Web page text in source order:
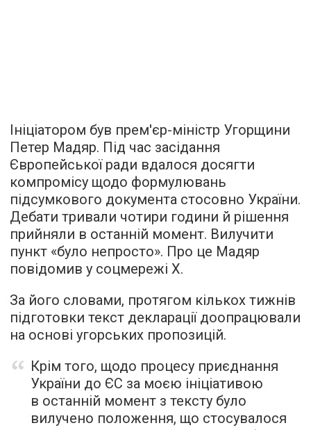
Ініціатором був прем'єр-міністр Угорщини
Петер Мадяр. Під час засідання
Європейської ради вдалося досягти
компромісу щодо формулювань
підсумкового документа стосовно України.
Дебати тривали чотири години й рішення
прийняли в останній момент. Вилучити
пункт «було непросто». Про це Мадяр
повідомив у соцмережі Х.
За його словами, протягом кількох тижнів
підготовки текст декларації доопрацювали
на основі угорських пропозицій.
Крім того, щодо процесу приєднання
України до ЄС за моєю ініціативою
в останній момент з тексту було
вилучено положення, що стосувалося